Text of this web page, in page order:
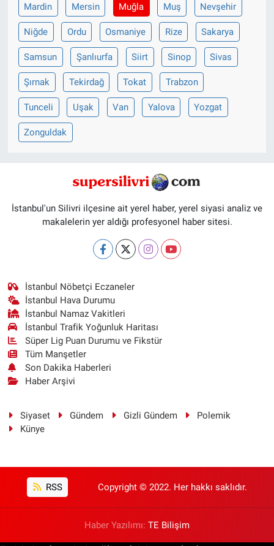
Mardin Mersin Muğla Muş Nevşehir
Niğde Ordu Osmaniye Rize Sakarya
Samsun Şanlıurfa Siirt Sinop Sivas
Şırnak Tekirdağ Tokat Trabzon
Tunceli Uşak Van Yalova Yozgat
Zonguldak
İstanbul'un Silivri ilçesine ait yerel haber, yerel siyasi analiz ve
makalelerin yer aldığı profesyonel haber sitesi.
İstanbul Nöbetçi Eczaneler
İstanbul Hava Durumu
İstanbul Namaz Vakitleri
İstanbul Trafik Yoğunluk Haritası
Süper Lig Puan Durumu ve Fikstür
Tüm Manşetler
Son Dakika Haberleri
Haber Arşivi
Siyaset Gündem Gizli Gündem
Polemik
Künye
RSS Copyright © 2022. Her hakkı saklıdır.
Haber Yazılımı: TE Bilişim